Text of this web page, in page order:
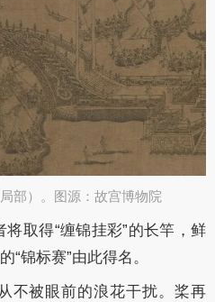
部）。图源：故宫博物院​
取得“缠锦挂彩”的长竿，鲜
“锦标赛”由此得名。
不被眼前的浪花干扰。桨再